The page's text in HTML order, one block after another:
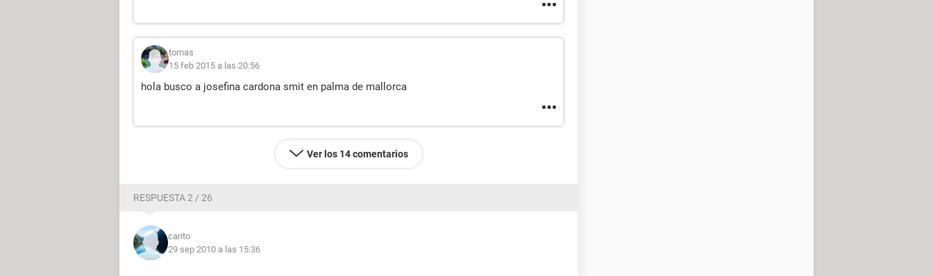
tomas
15 feb 2015 a las 20:56
hola busco a josefina cardona smit en palma de mallorca
Ver los 14 comentarios
RESPUESTA 2 / 26
carito
29 sep 2010 a las 15:36